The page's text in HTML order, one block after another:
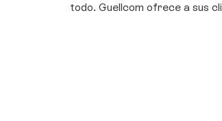
todo. Guellcom ofrece a sus